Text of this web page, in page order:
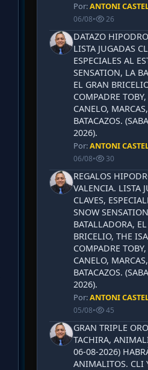
Por:ANTONI
06/08• 26
DATAZO
LISTA JUGADAS
ESPECIALES AL
SENSATION, LA
EL GRAN
COMPADRE
CANELO,
BATACAZOS.
2026).
Por:ANTONI
06/08• 30
REGALOS
VALENCIA. LISTA
CLAVES,
SNOW
BATALLADORA,
BRICELIO, THE
COMPADRE
CANELO,
BATACAZOS.
2026).
Por:ANTONI
05/08• 45
GRAN TRIPLE
TACHIRA,
06-08-2026)
ANIMALITOS. CLI